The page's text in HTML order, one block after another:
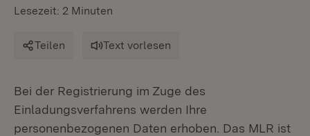
Lesezeit: 2 Minuten
Teilen Text vorlesen
Bei der Registrierung im Zuge des
Einladungsverfahrens werden Ihre
personenbezogenen Daten erhoben. Das MLR ist